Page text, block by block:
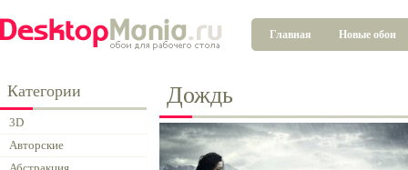
Главная Новые обои
Категории
3D
Авторские
Дождь